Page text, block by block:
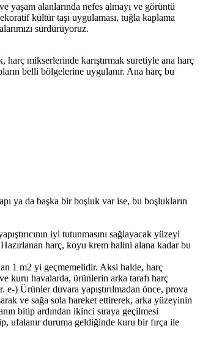
yaşam alanlarında nefes almayı ve görüntü
kültür taşı uygulaması, tuğla kaplama
sürdürüyoruz.
harç mikserlerinde karıştırmak suretiyle ana harç
belli bölgelerine uygulanır. Ana harç bu
ya da başka bir boşluk var ise, bu boşlukların
iyi tutunmasını sağlayacak yüzeyi
Hazırlanan harç, koyu krem halini alana kadar bu
1 m2 yi geçmemelidir. Aksi halde, harç
kuru havalarda, ürünlerin arka tarafı harç
e-) Ürünler duvara yapıştırılmadan önce, prova
ve sağa sola hareket ettirerek, arka yüzeyinin
bitip ardından ikinci sıraya geçilmesi
ufalanır duruma geldiğinde kuru bir fırça ile